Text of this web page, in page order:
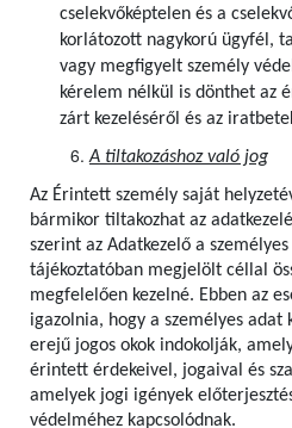
cselekvőképtelen és a
korlátozott nagykorú ügyfél,
vagy megfigyelt személy
kérelem nélkül is dönthet az
zárt kezeléséről és az
A tiltakozáshoz való jog
Az Érintett személy saját
bármikor tiltakozhat az
szerint az Adatkezelő a
tájékoztatóban megjelölt céllal
megfelelően kezelné. Ebben az
igazolnia, hogy a személyes adat
erejű jogos okok indokolják,
érintett érdekeivel, jogaival és
amelyek jogi igények
védelméhez kapcsolódnak.